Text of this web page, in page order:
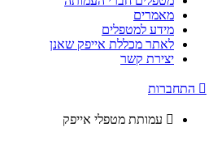
מאמרים
מידע למטפלים
לאתר מכללת אייפק שאנן
יצירת קשר
התחברות
עמותת מטפלי אייפק